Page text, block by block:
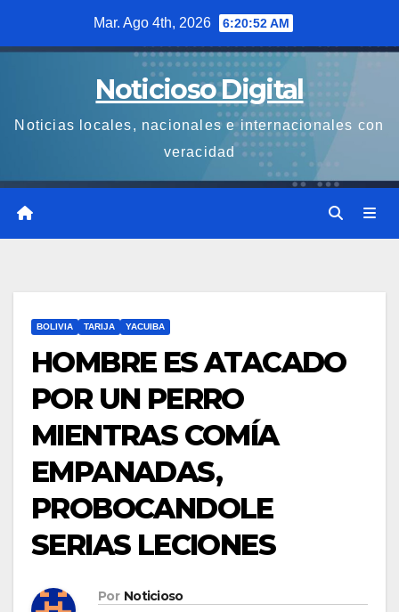
Mar. Ago 4th, 2026 6:20:53 AM
Noticioso Digital
Noticias locales, nacionales e internacionales con
veracidad
BOLIVIA TARIJA YACUIBA
HOMBRE ES ATACADO
POR UN PERRO
MIENTRAS COMÍA
EMPANADAS,
PROBOCANDOLE
SERIAS LECIONES
Por Noticioso